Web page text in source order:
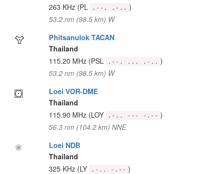
263 KHz (PL .--. .-.. )
53.2 nm (98.5 km) W
Phitsanulok TACAN
Thailand
115.20 MHz (PSL .--. ... .-.. )
53.2 nm (98.5 km) W
Loei VOR-DME
Thailand
115.90 MHz (LOY .-.. --- -.-- )
56.3 nm (104.2 km) NNE
Loei NDB
Thailand
325 KHz (LY .-.. -.-- )